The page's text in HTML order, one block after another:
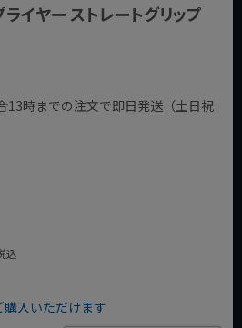
イヤー ストレートグリップ
13時までの注文で即日発送（土日祝
込
入いただけます